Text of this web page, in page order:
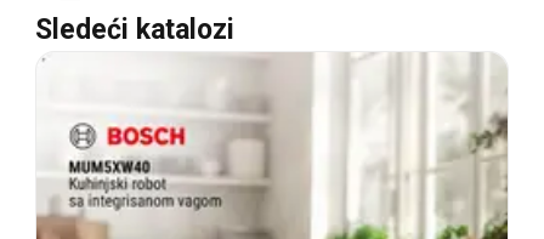
Sledeći katalozi